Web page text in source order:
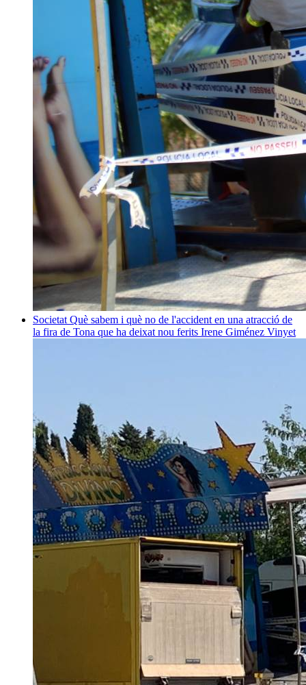
Societat Què sabem i què no de l'accident en una atracció de
la fira de Tona que ha deixat nou ferits Irene Giménez Vinyet